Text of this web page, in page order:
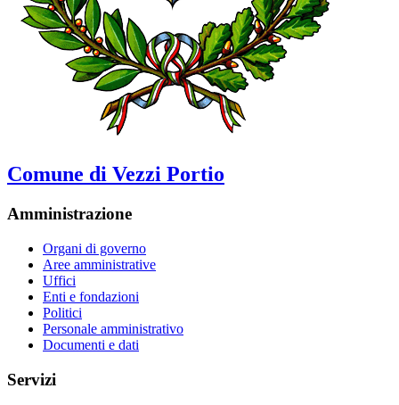
Comune di Vezzi Portio
Amministrazione
Organi di governo
Aree amministrative
Uffici
Enti e fondazioni
Politici
Personale amministrativo
Documenti e dati
Servizi